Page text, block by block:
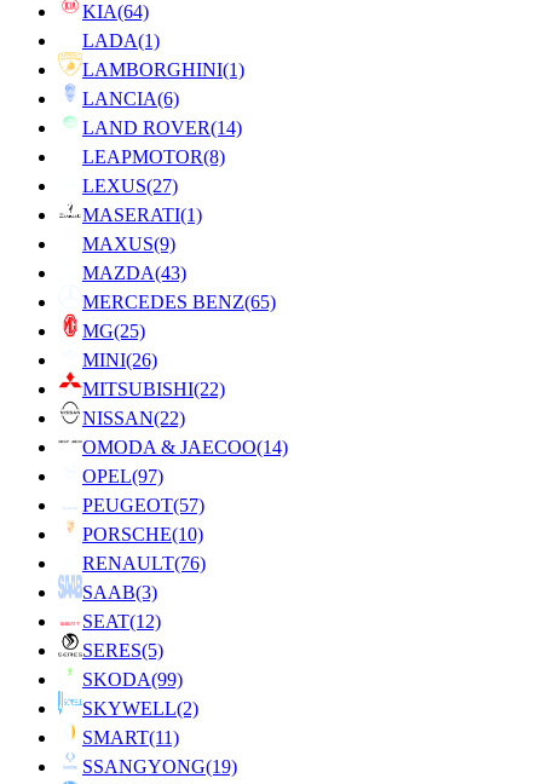
KIA(64)
LADA(1)
LAMBORGHINI(1)
LANCIA(6)
LAND ROVER(14)
LEAPMOTOR(8)
LEXUS(27)
MASERATI(1)
MAXUS(9)
MAZDA(43)
MERCEDES BENZ(65)
MG(25)
MINI(26)
MITSUBISHI(22)
NISSAN(22)
OMODA & JAECOO(14)
OPEL(97)
PEUGEOT(57)
PORSCHE(10)
RENAULT(76)
SAAB(3)
SEAT(12)
SERES(5)
SKODA(99)
SKYWELL(2)
SMART(11)
SSANGYONG(19)